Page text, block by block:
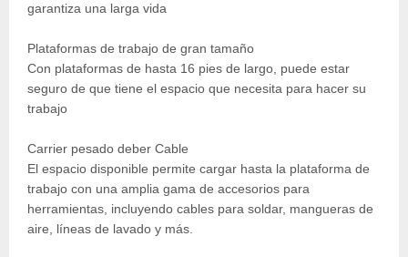
garantiza una larga vida
Plataformas de trabajo de gran tamaño
Con plataformas de hasta 16 pies de largo, puede estar
seguro de que tiene el espacio que necesita para hacer su
trabajo
Carrier pesado deber Cable
El espacio disponible permite cargar hasta la plataforma de
trabajo con una amplia gama de accesorios para
herramientas, incluyendo cables para soldar, mangueras de
aire, líneas de lavado y más.